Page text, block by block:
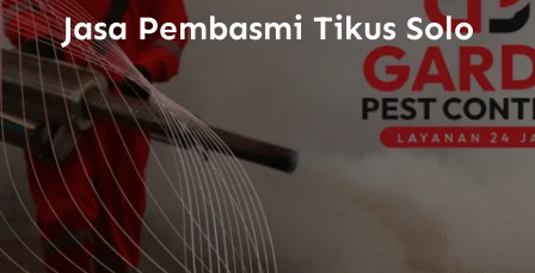
Jasa Pembasmi Tikus Solo